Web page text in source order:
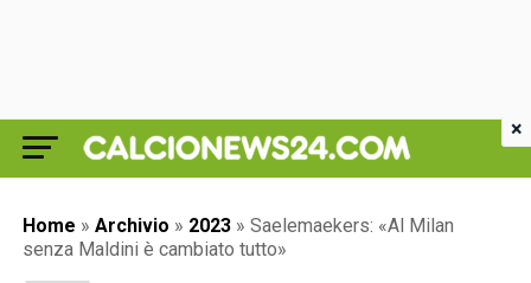
Home » Archivio » 2023 » Saelemaekers: «Al Milan
senza Maldini è cambiato tutto»
×